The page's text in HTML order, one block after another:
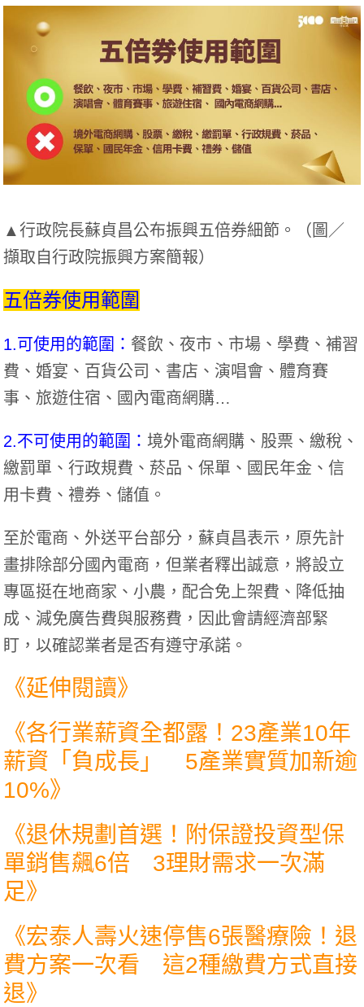
▲行政院長蘇貞昌公布振興五倍券細節。（圖／
擷取自行政院振興方案簡報）
五倍券使用範圍
1.可使用的範圍： 餐飲、夜市、市場、學費、補習
費、婚宴、百貨公司、書店、演唱會、體育賽
事、旅遊住宿、國內電商網購…
2.不可使用的範圍：境外電商網購、股票、繳稅、
繳罰單、行政規費、菸品、保單、國民年金、信
用卡費、禮券、儲值。
至於電商、外送平台部分，蘇貞昌表示，原先計
畫排除部分國內電商，但業者釋出誠意，將設立
專區挺在地商家、小農，配合免上架費、降低抽
成、減免廣告費與服務費，因此會請經濟部緊
盯，以確認業者是否有遵守承諾。
《延伸閱讀》
《各行業薪資全都露！23產業10年
薪資「負成長」 5產業實質加新逾
10%》
《退休規劃首選！附保證投資型保
單銷售飆6倍 3理財需求一次滿
足》
《宏泰人壽火速停售6張醫療險！退
費方案一次看 這2種繳費方式直接
退》